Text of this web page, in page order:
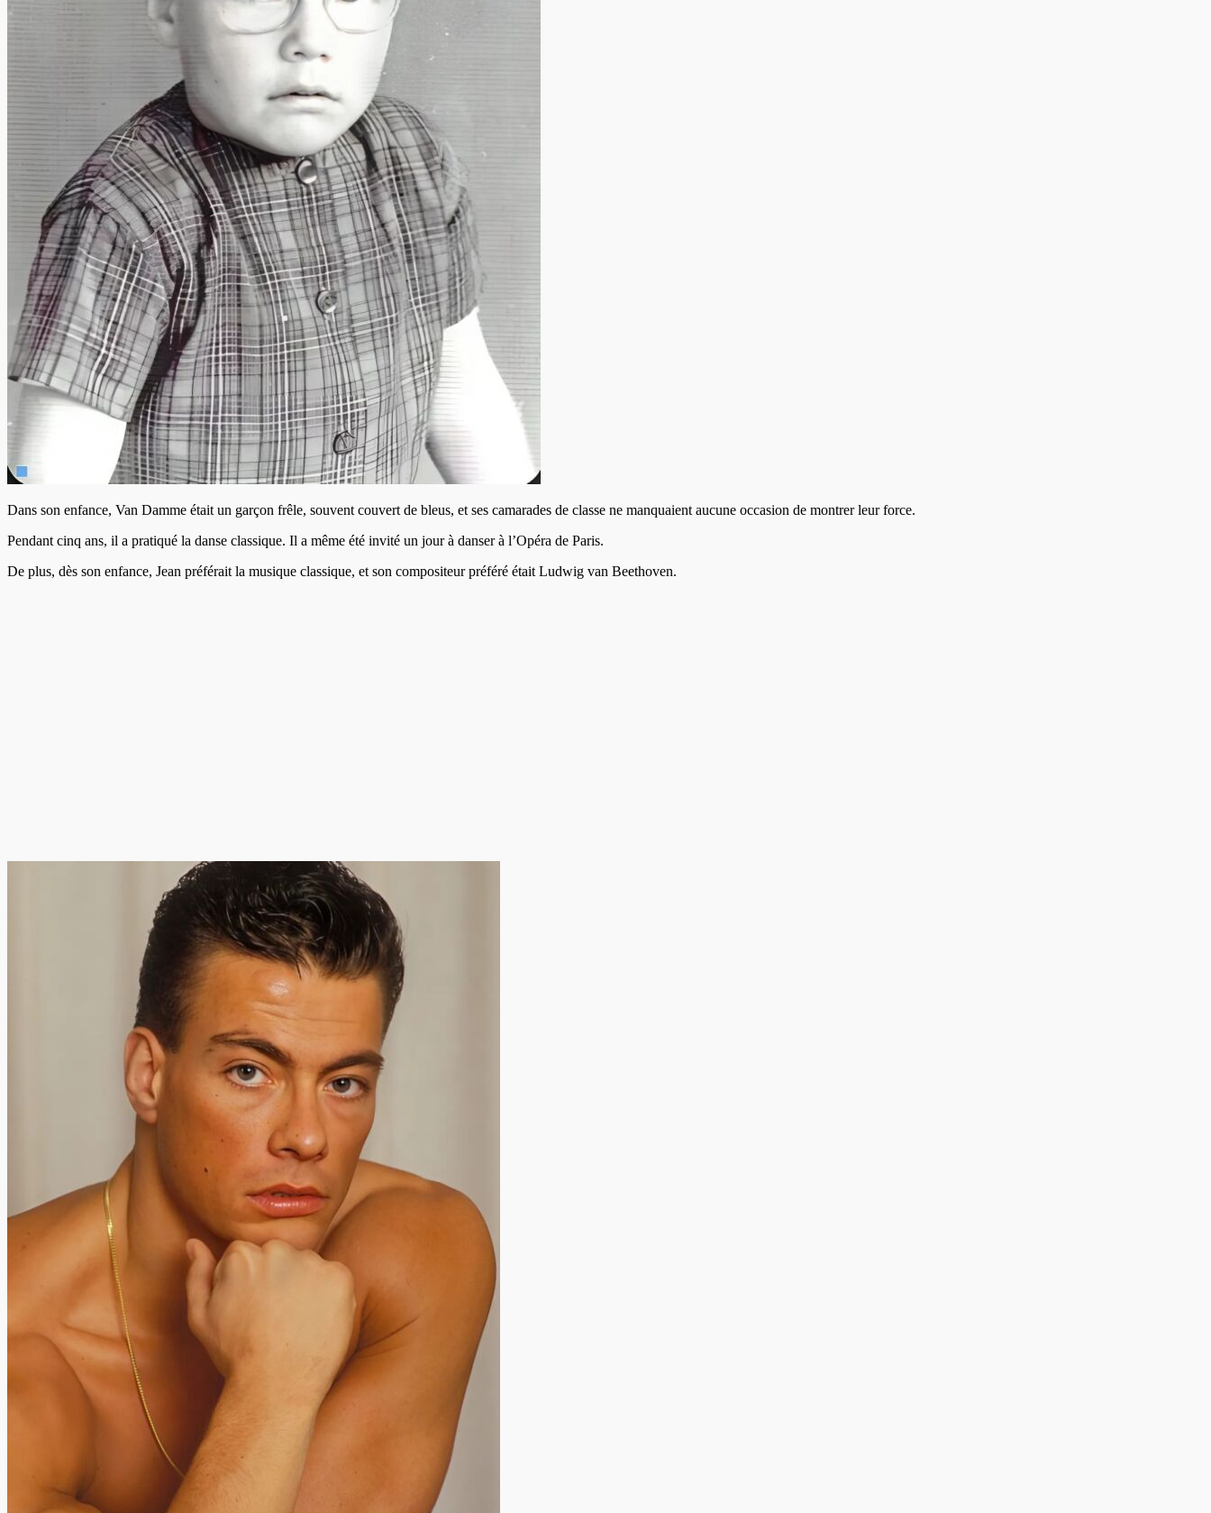
Dans son enfance, Van Damme était un garçon frêle, souvent couvert de bleus, et ses camarades de classe ne manquaient aucune occasion de montrer leur force.
Pendant cinq ans, il a pratiqué la danse classique. Il a même été invité un jour à danser à l’Opéra de Paris.
De plus, dès son enfance, Jean préférait la musique classique, et son compositeur préféré était Ludwig van Beethoven.